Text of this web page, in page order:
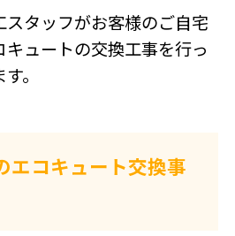
スタッフがお客様のご自宅
ュートの交換工事を行っ
。
エコキュート交換事